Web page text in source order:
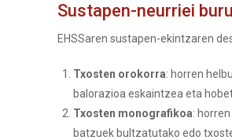
Sustapen-neurriei
EHSSaren sustapen-ekintzaren
Txosten orokorra: horren
balorazioa eskaintzea eta
Txosten monografikoa:
batzuek bultzatutako edo